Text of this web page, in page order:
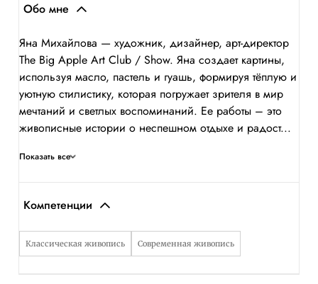
Обо мне
Яна Михайлова — художник, дизайнер, арт-директор
The Big Apple Art Club / Show. Яна создает картины,
используя масло, пастель и гуашь, формируя тёплую и
уютную стилистику, которая погружает зрителя в мир
мечтаний и светлых воспоминаний. Ее работы – это
живописные истории о неспешном отдыхе и радост...
Показать все
Компетенции
Классическая живопись Современная живопись